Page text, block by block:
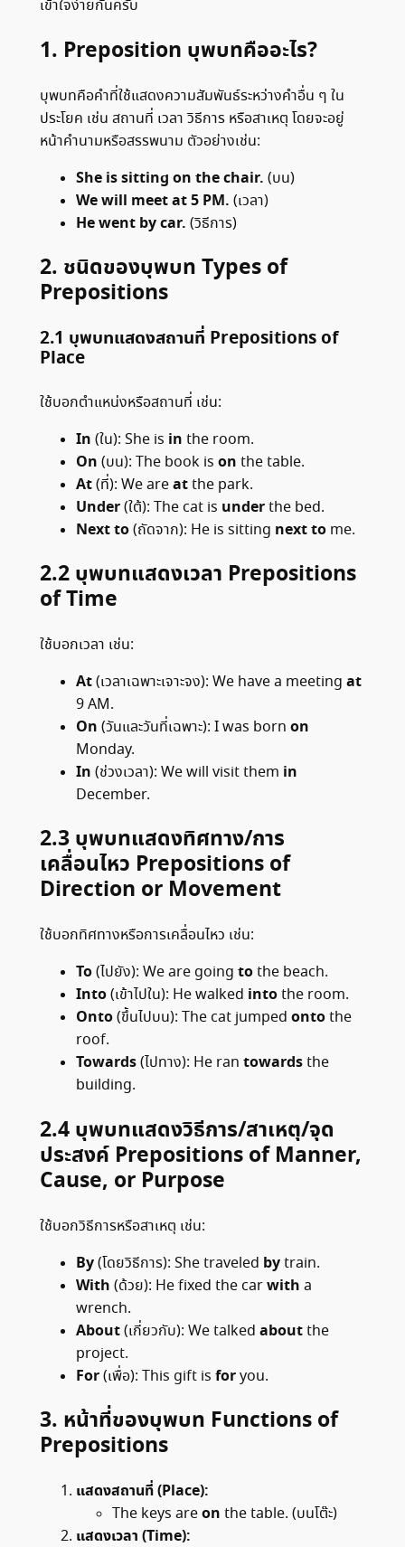
เข้าใจง่ายกันครับ
1. Preposition บุพบทคืออะไร?
บุพบทคือคำที่ใช้แสดงความสัมพันธ์ระหว่างคำอื่น ๆ ใน
ประโยค เช่น สถานที่ เวลา วิธีการ หรือสาเหตุ โดยจะอยู่
หน้าคำนามหรือสรรพนาม ตัวอย่างเช่น:
She is sitting on the chair. (บน)
We will meet at 5 PM. (เวลา)
He went by car. (วิธีการ)
2. ชนิดของบุพบท Types of
Prepositions
2.1 บุพบทแสดงสถานที่ Prepositions of
Place
ใช้บอกตำแหน่งหรือสถานที่ เช่น:
In (ใน): She is in the room.
On (บน): The book is on the table.
At(ที่): We areatthe park.
Under(ใต้): The cat is underthe bed.
Next to(ถัดจาก): He is sitting next tome.
2.2 บุพบทแสดงเวลา Prepositions
of Time
ใช้บอกเวลา เช่น:
At(เวลาเฉพาะเจาะจง): We have a meeting at
9 AM.
On (วันและวันที่เฉพาะ): I was born on
Monday.
In (ช่วงเวลา): We will visit them in
December.
2.3 บุพบทแสดงทิศทาง/การ
เคลื่อนไหว Prepositions of
Direction or Movement
ใช้บอกทิศทางหรือการเคลื่อนไหว เช่น:
To(ไปยัง): We are going tothe beach.
Into(เข้าไปใน): He walked intothe room.
Onto(ขึ้นไปบน): The cat jumped ontothe
roof.
Towards(ไปทาง): He ran towardsthe
building.
2.4 บุพบทแสดงวิธีการ/สาเหตุ/จุด
ประสงค์Prepositions of Manner,
Cause, or Purpose
ใช้บอกวิธีการหรือสาเหตุ เช่น:
By(โดยวิธีการ): She traveled bytrain.
With (ด้วย): He fixed the carwith a
wrench.
About(เกี่ยวกับ): We talked aboutthe
project.
For(เพื่อ): This gift is foryou.
3. หน้าที่ของบุพบท Functions of
Prepositions
แสดงสถานที่ (Place):
The keys areon the table. (บนโต๊ะ)
แสดงเวลา (Time):